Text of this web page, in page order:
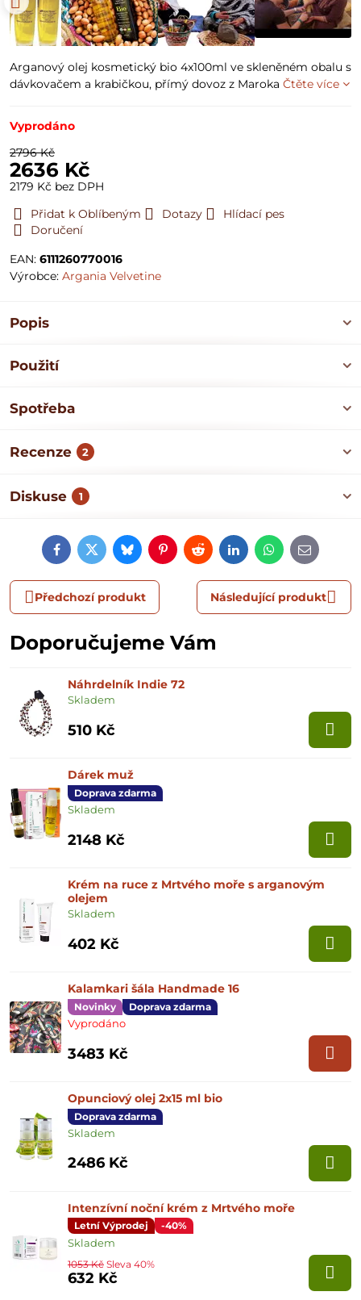
Arganový olej kosmetický bio 4x100ml ve skleněném obalu s
dávkovačem a krabičkou, přímý dovoz z Maroka Čtěte více
Vyprodáno
2796 Kč
2636 Kč
2179 Kč bez DPH
Přidat k Oblíbeným
Dotazy
Hlídací pes
Doručení
EAN: 6111260770016
Výrobce: Argania Velvetine
Popis
Použití
Spotřeba
Recenze 2
Diskuse 1
FacebookTwitterBlueskyPinterestRedditLinkedInWhatsApp
E-
mail
Předchozí produkt Následující produkt
Doporučujeme Vám
Náhrdelník Indie 72
Skladem
510 Kč
Dárek muž
Doprava zdarma
Skladem
2148 Kč
Krém na ruce z Mrtvého moře s arganovým
olejem
Skladem
402 Kč
Kalamkari šála Handmade 16
Novinky Doprava zdarma
Vyprodáno
3483 Kč
Opunciový olej 2x15 ml bio
Doprava zdarma
Skladem
2486 Kč
Intenzívní noční krém z Mrtvého moře
Letní Výprodej -40%
Skladem
632 Kč
1053 Kč Sleva 40%